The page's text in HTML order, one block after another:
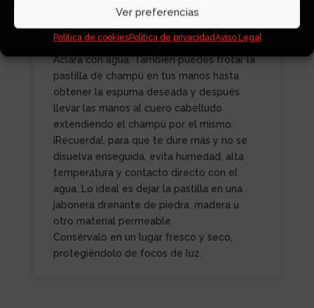
Ver preferencias
Política de cookiesPolítica de privacidadAviso Legal
después retírala y sigue masajeando tu
cuero cabelludo con tus manos hasta
extender el champú por todo tu pelo.
Aclara con agua. También puedes frotar la
pastilla de champú en tus manos hasta
obtener la espuma deseada y después
llevar las manos al cuero cabelludo
extendiendo el champú por el mismo.
¡Recuerda!, para que te dure más y no se
disuelva enseguida, evita humedad, alta
temperatura y contacto directo con el
agua. Lo ideal es dejar la pastilla en una
jabonera drenante de piedra, madera u
otro material permeable.
Consérvalo en un lugar fresco y seco,
protegiéndolo de focos de luz.